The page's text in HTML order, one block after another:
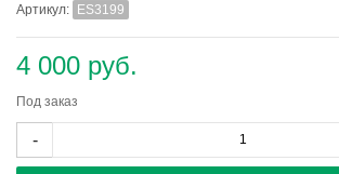
Артикул: ES3199
4 000 руб.
Под заказ
-